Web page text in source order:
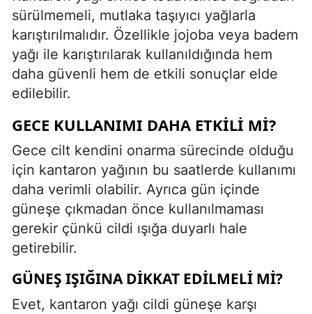
sürülmemeli, mutlaka taşıyıcı yağlarla
karıştırılmalıdır. Özellikle jojoba veya badem
yağı ile karıştırılarak kullanıldığında hem
daha güvenli hem de etkili sonuçlar elde
edilebilir.
GECE KULLANIMI DAHA ETKILI MI?
Gece cilt kendini onarma sürecinde olduğu
için kantaron yağının bu saatlerde kullanımı
daha verimli olabilir. Ayrıca gün içinde
güneşe çıkmadan önce kullanılmaması
gerekir çünkü cildi ışığa duyarlı hale
getirebilir.
GÜNEŞ IŞIĞINA DIKKAT EDILMELI MI?
Evet, kantaron yağı cildi güneşe karşı